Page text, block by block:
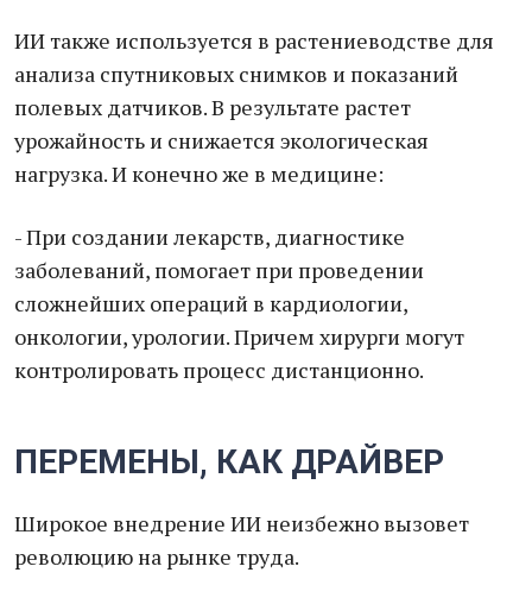
ИИ также используется в растениеводстве для
анализа спутниковых снимков и показаний
полевых датчиков. В результате растет
урожайность и снижается экологическая
нагрузка. И конечно же в медицине:
- При создании лекарств, диагностике
заболеваний, помогает при проведении
сложнейших операций в кардиологии,
онкологии, урологии. Причем хирурги могут
контролировать процесс дистанционно.
ПЕРЕМЕНЫ, КАК ДРАЙВЕР
Широкое внедрение ИИ неизбежно вызовет
революцию на рынке труда.